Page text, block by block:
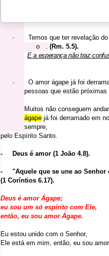
·
Temos que ter revelação
o
(Rm. 5.5).
E a esperança não traz
·
O amor ágape já foi
pessoas que estão próximas
Muitos não conseguem
ágapejá foi derramado em
sempre,
pelo Espírito Santo.
- Deus é amor (1 João 4.8).
- "Aquele que se une ao Senhor
(1 Coríntios 6.17).
Deus é amor Ágape;
eu sou um só espírito com Ele,
então, eu sou amor Ágape.
Eu estou unido com o Senhor,
Ele está em mim, então, eu sou amor.